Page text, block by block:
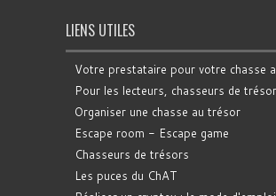
LIENS UTILES
Votre prestataire pour votre chasse
Pour les lecteurs, chasseurs de
Organiser une chasse au trésor
Escape room - Escape game
Chasseurs de trésors
Les puces du ChAT